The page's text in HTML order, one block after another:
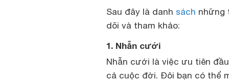
Sau đây là danh sách những
dõi và tham khảo:
1. Nhẫn cưới
Nhẫn cưới là việc ưu tiên
cả cuộc đời. Đôi bạn có thể